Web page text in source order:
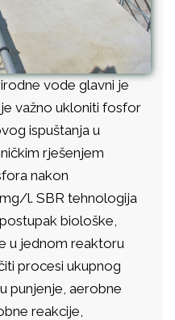
vode glavni je
važno ukloniti fosfor
ispuštanja u
rješenjem
nakon
l. SBR tehnologija
biološke,
u jednom reaktoru
procesi ukupnog
punjenje, aerobne
reakcije,